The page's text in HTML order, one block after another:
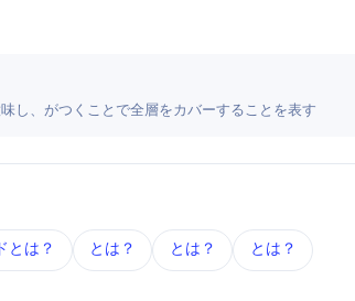
味し、fullがつくことで全層をカバーすることを表す
とは？ JavaScript とは？ Node.js とは？ React とは？